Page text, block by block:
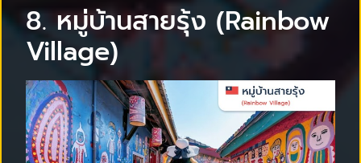
8. หมู่บ้านสายรุ้ง (Rainbow
Village)